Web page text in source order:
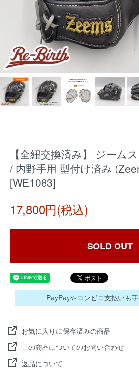
【全紐交換済み】 ジーム
/ 内野手用 型付け済み
[WE1083]
17,800円(税込)
SOLD OUT
PayPayやコンビニ支払いも手
お気に入りに保存済みの商品
この商品についてのお問い合わせ
返品について